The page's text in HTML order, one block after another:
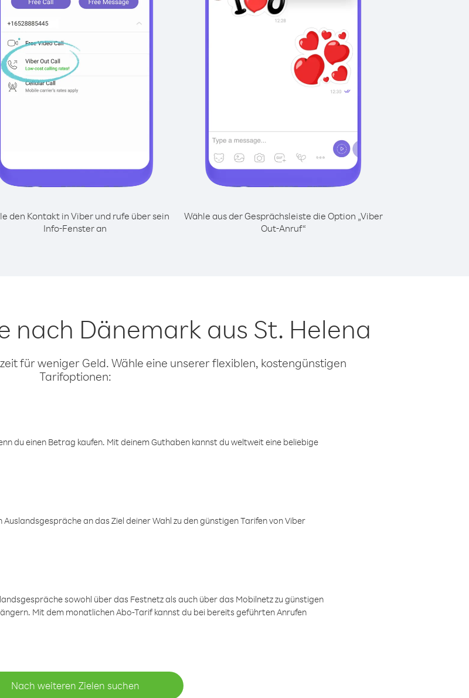
den Kontakt in Viber und rufe über sein
Info-Fenster an
Wähle aus der Gesprächsleiste die Option „Viber
Out-Anruf“
nach Dänemark aus St. Helena
für weniger Geld. Wähle eine unserer flexiblen, kostengünstigen
Tarifoptionen:
du einen Betrag kaufen. Mit deinem Guthaben kannst du weltweit eine beliebige
an das Ziel deiner Wahl zu den günstigen Tarifen von Viber
sowohl über das Festnetz als auch über das Mobilnetz zu günstigen
Mit dem monatlichen Abo-Tarif kannst du bei bereits geführten Anrufen
Nach weiteren Zielen suchen